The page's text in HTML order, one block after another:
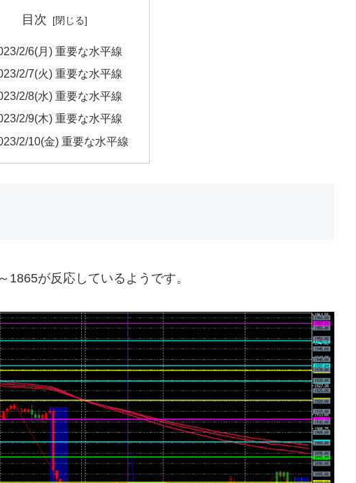
目次
2/6(月) 重要な水平線
2/7(火) 重要な水平線
2/8(水) 重要な水平線
2/9(木) 重要な水平線
2/10(金) 重要な水平線
が反応しているようです。